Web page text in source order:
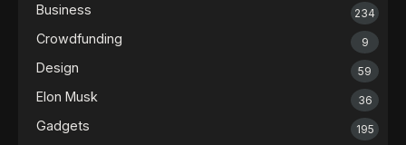
Business 234
Crowdfunding 9
Design 59
Elon Musk 36
Gadgets 195